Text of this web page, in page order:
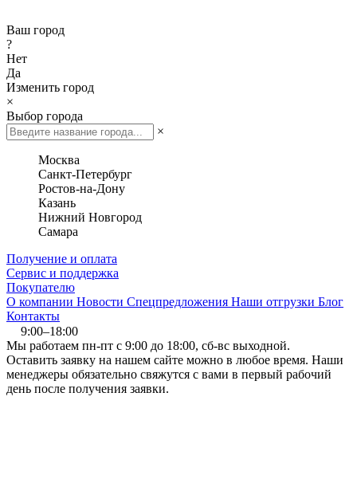
Ваш город
?
Нет
Да
Изменить город
×
Выбор города
×
Москва
Санкт-Петербург
Ростов-на-Дону
Казань
Нижний Новгород
Самара
Получение и оплата
Сервис и поддержка
Покупателю
О компании Новости Спецпредложения Наши отгрузки Блог
Контакты
9:00–18:00
Мы работаем пн-пт с 9:00 до 18:00, сб-вс выходной.
Оставить заявку на нашем сайте можно в любое время. Наши
менеджеры обязательно свяжутся с вами в первый рабочий
день после получения заявки.